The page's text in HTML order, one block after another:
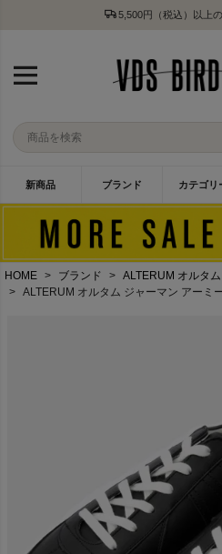
5,500円（税込）以上
新商品 ブランド カテゴリ
HOME ブランド
ALTERUM オルタム
ALTERUM オルタム ジャーマン アーミ